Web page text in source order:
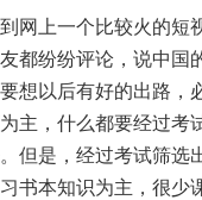
网上一个比较火的短
都纷纷评论，说中国
想以后有好的出路，
主，什么都要经过考
但是，经过考试筛选
书本知识为主，很少